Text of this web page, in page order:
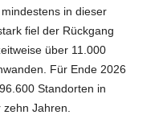
in dieser
fiel der Rückgang
über 11.000
Für Ende 2026
Standorten in
zehn Jahren.